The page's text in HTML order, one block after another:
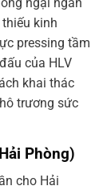
kinh
pressing tầm
của HLV
khai thác
trương sức
Phòng)
cho Hải